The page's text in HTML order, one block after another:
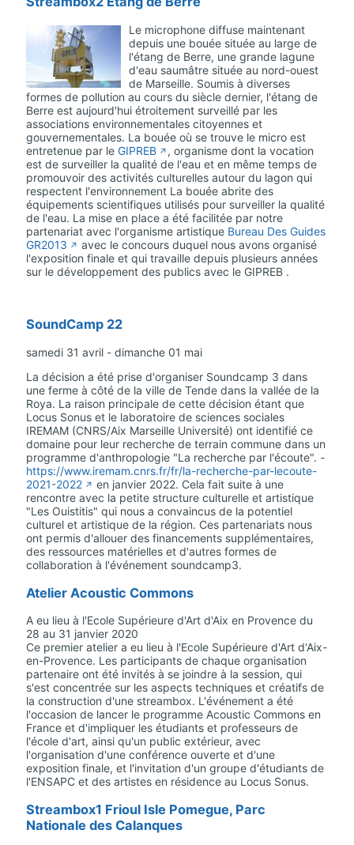
Le microphone diffuse maintenant
depuis une bouée située au large de
l'étang de Berre, une grande lagune
d'eau saumâtre située au nord-ouest
de Marseille. Soumis à diverses
formes de pollution au cours du siècle dernier, l'étang de
Berre est aujourd'hui étroitement surveillé par les
associations environnementales citoyennes et
gouvernementales. La bouée où se trouve le micro est
entretenue par le GIPREB
, organisme dont la vocation
est de surveiller la qualité de l'eau et en même temps de
promouvoir des activités culturelles autour du lagon qui
respectent l'environnement La bouée abrite des
équipements scientifiques utilisés pour surveiller la qualité
de l'eau. La mise en place a été facilitée par notre
partenariat avec l'organisme artistique Bureau Des Guides
GR2013
avec le concours duquel nous avons organisé
l'exposition finale et qui travaille depuis plusieurs années
sur le développement des publics avec le GIPREB .
SoundCamp 22
samedi 31 avril - dimanche 01 mai
La décision a été prise d'organiser Soundcamp 3 dans
une ferme à côté de la ville de Tende dans la vallée de la
Roya. La raison principale de cette décision étant que
Locus Sonus et le laboratoire de sciences sociales
IREMAM (CNRS/Aix Marseille Université) ont identifié ce
domaine pour leur recherche de terrain commune dans un
programme d'anthropologie "La recherche par l'écoute". -
https://www.iremam.cnrs.fr/fr/la-recherche-par-lecoute-
2021-2022
en janvier 2022. Cela fait suite à une
rencontre avec la petite structure culturelle et artistique
"Les Ouistitis" qui nous a convaincus de la potentiel
culturel et artistique de la région. Ces partenariats nous
ont permis d'allouer des financements supplémentaires,
des ressources matérielles et d'autres formes de
collaboration à l'événement soundcamp3.
Atelier Acoustic Commons
A eu lieu à l'Ecole Supérieure d'Art d'Aix en Provence du
28 au 31 janvier 2020
Ce premier atelier a eu lieu à l'Ecole Supérieure d'Art d'Aix-
en-Provence. Les participants de chaque organisation
partenaire ont été invités à se joindre à la session, qui
s'est concentrée sur les aspects techniques et créatifs de
la construction d'une streambox. L'événement a été
l'occasion de lancer le programme Acoustic Commons en
France et d'impliquer les étudiants et professeurs de
l'école d'art, ainsi qu'un public extérieur, avec
l'organisation d'une conférence ouverte et d'une
exposition finale, et l'invitation d'un groupe d'étudiants de
l'ENSAPC et des artistes en résidence au Locus Sonus.
Streambox1 Frioul Isle Pomegue, Parc
Nationale des Calanques